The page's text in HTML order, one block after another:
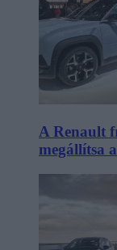
A Renault
megállítsa